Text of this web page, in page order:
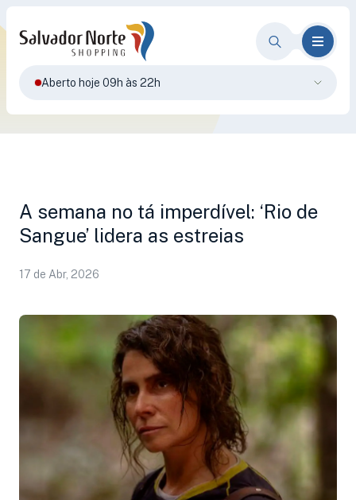
Aberto hoje 09h às 22h
A semana no tá imperdível: ‘Rio de
Sangue’ lidera as estreias
17 de Abr, 2026